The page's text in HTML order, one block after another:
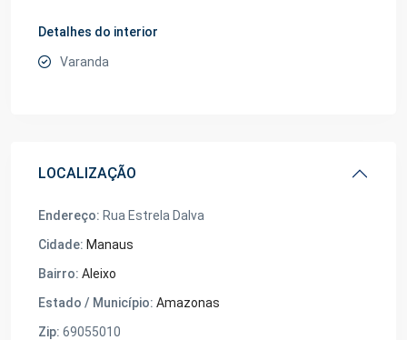
Detalhes do interior
Varanda
LOCALIZAÇÃO
Endereço: Rua Estrela Dalva
Cidade: Manaus
Bairro: Aleixo
Estado / Município: Amazonas
Zip: 69055010